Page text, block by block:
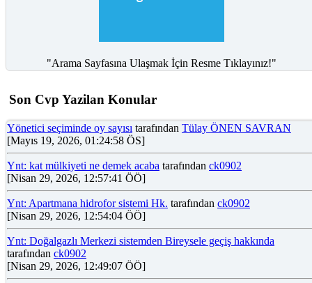
"Arama Sayfasına Ulaşmak İçin Resme Tıklayınız!"
Son Cvp Yazilan Konular
Yönetici seçiminde oy sayısı tarafından Tülay ÖNEN SAVRAN
[Mayıs 19, 2026, 01:24:58 ÖS]
Ynt: kat mülkiyeti ne demek acaba tarafından ck0902
[Nisan 29, 2026, 12:57:41 ÖÖ]
Ynt: Apartmana hidrofor sistemi Hk. tarafından ck0902
[Nisan 29, 2026, 12:54:04 ÖÖ]
Ynt: Doğalgazlı Merkezi sistemden Bireysele geçiş hakkında
tarafından ck0902
[Nisan 29, 2026, 12:49:07 ÖÖ]